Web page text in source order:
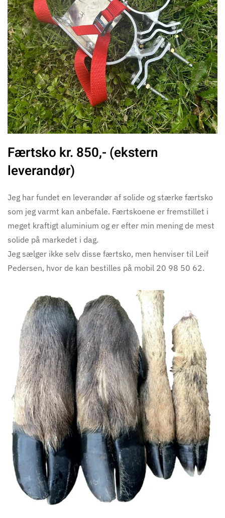
Færtsko kr. 850,- (ekstern
leverandør)
Jeg har fundet en leverandør af solide og stærke færtsko
som jeg varmt kan anbefale. Færtskoene er fremstillet i
meget kraftigt aluminium og er efter min mening de mest
solide på markedet i dag.
Jeg sælger ikke selv disse færtsko, men henviser til Leif
Pedersen, hvor de kan bestilles på mobil 20 98 50 62.